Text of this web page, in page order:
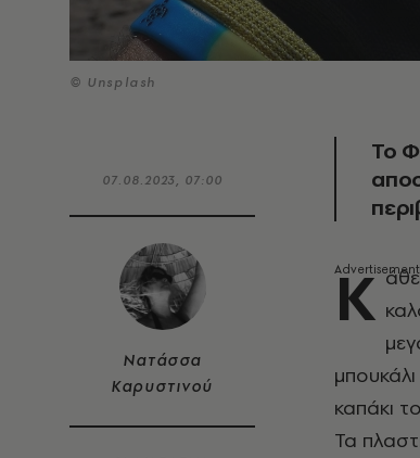
© Unsplash
07.08.2023, 07:00
Νατάσσα
Καρυστινού
Το
Κ
καπάκι
Τα